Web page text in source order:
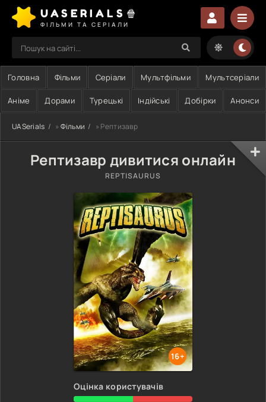
UASERIALS🍿
ФІЛЬМИ ТА СЕРІАЛИ
Головна Фільми Серіали Мультфільми Мультсеріали
Аніме Дорами Турецькі Індійські Добірки Анонси
UASerials » Фільми » Рептизавр
Рептизавр дивитися онлайн
REPTISAURUS
16+
Оцінка користувачів